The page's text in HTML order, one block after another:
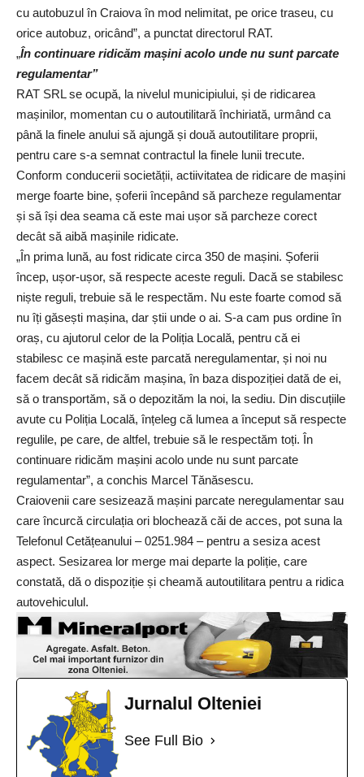
cu autobuzul în Craiova în mod nelimitat, pe orice traseu, cu
orice autobuz, oricând”, a punctat directorul RAT.
„În continuare ridicăm mașini acolo unde nu sunt parcate
regulamentar”
RAT SRL se ocupă, la nivelul municipiului, și de ridicarea
mașinilor, momentan cu o autoutilitară închiriată, urmând ca
până la finele anului să ajungă și două autoutilitare proprii,
pentru care s-a semnat contractul la finele lunii trecute.
Conform conducerii societății, actiivitatea de ridicare de mașini
merge foarte bine, șoferii începând să parcheze regulamentar
și să își dea seama că este mai ușor să parcheze corect
decât să aibă mașinile ridicate.
„În prima lună, au fost ridicate circa 350 de mașini. Șoferii
încep, ușor-ușor, să respecte aceste reguli. Dacă se stabilesc
niște reguli, trebuie să le respectăm. Nu este foarte comod să
nu îți găsești mașina, dar știi unde o ai. S-a cam pus ordine în
oraș, cu ajutorul celor de la Poliția Locală, pentru că ei
stabilesc ce mașină este parcată neregulamentar, și noi nu
facem decât să ridicăm mașina, în baza dispoziției dată de ei,
să o transportăm, să o depozităm la noi, la sediu. Din discuțiile
avute cu Poliția Locală, înțeleg că lumea a început să respecte
regulile, pe care, de altfel, trebuie să le respectăm toți. În
continuare ridicăm mașini acolo unde nu sunt parcate
regulamentar”, a conchis Marcel Tănăsescu.
Craiovenii care sesizează mașini parcate neregulamentar sau
care încurcă circulația ori blochează căi de acces, pot suna la
Telefonul Cetățeanului – 0251.984 – pentru a sesiza acest
aspect. Sesizarea lor merge mai departe la poliție, care
constată, dă o dispoziție și cheamă autoutilitara pentru a ridica
autovehiculul.
Jurnalul Olteniei
See Full Bio